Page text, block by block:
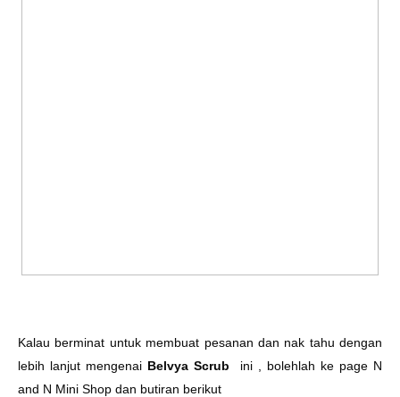
Kalau berminat untuk membuat pesanan dan nak tahu dengan
lebih lanjut mengenai Belvya Scrub ini , bolehlah ke page N
and N Mini Shop dan butiran berikut